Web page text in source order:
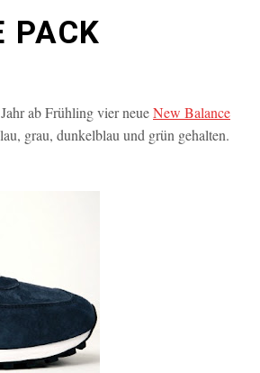
PACK
ab Frühling vier neueNew Balance
grau, dunkelblau und grün gehalten.